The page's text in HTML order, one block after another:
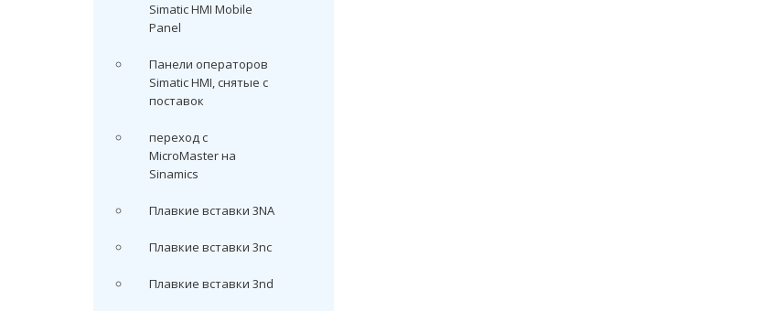
Simatic HMI Mobile
Panel
Панели операторов
Simatic HMI, снятые с
поставок
переход с
MicroMaster на
Sinamics
Плавкие вставки 3NA
Плавкие вставки 3nc
Плавкие вставки 3nd